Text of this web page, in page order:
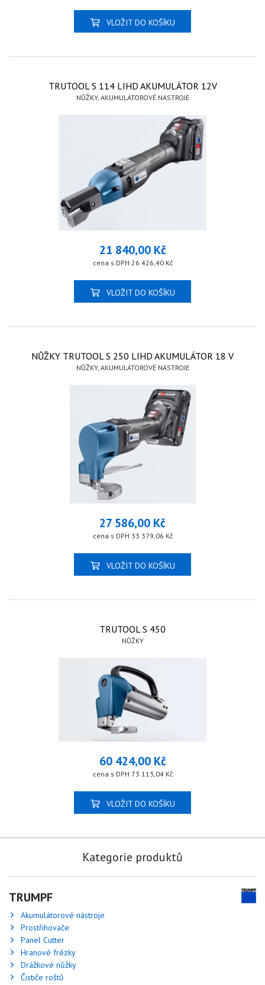
Kategorie produktů
TRUMPF
Akumulátorové nástroje
Prostřihovače
Panel Cutter
Hranové frézky
Drážkové nůžky
Čističe roštů
VLOŽIT DO KOŠÍKU
TRUTOOL S 114 LIHD AKUMULÁTOR 12V
NŮŽKY, AKUMULÁTOROVÉ NÁSTROJE
21 840,00 Kč
cena s DPH 26 426,40 Kč
VLOŽIT DO KOŠÍKU
NŮŽKY TRUTOOL S 250 LIHD AKUMULÁTOR 18 V
NŮŽKY, AKUMULÁTOROVÉ NÁSTROJE
27 586,00 Kč
cena s DPH 33 379,06 Kč
VLOŽIT DO KOŠÍKU
TRUTOOL S 450
NŮŽKY
60 424,00 Kč
cena s DPH 73 113,04 Kč
VLOŽIT DO KOŠÍKU